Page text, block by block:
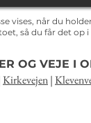
vises, når du
så du får det
OG VEJE I
Kirkevejen|